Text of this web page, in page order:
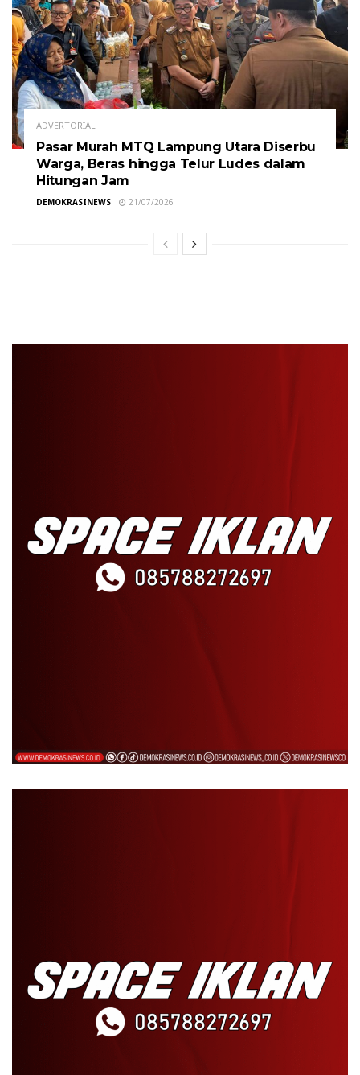
ADVERTORIAL
Pasar Murah MTQ Lampung Utara Diserbu
Warga, Beras hingga Telur Ludes dalam
Hitungan Jam
DEMOKRASINEWS 21/07/2026